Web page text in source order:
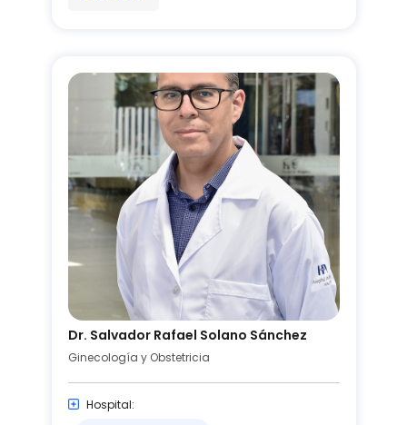
Dr. Salvador Rafael Solano Sánchez
Ginecología y Obstetricia
Hospital: